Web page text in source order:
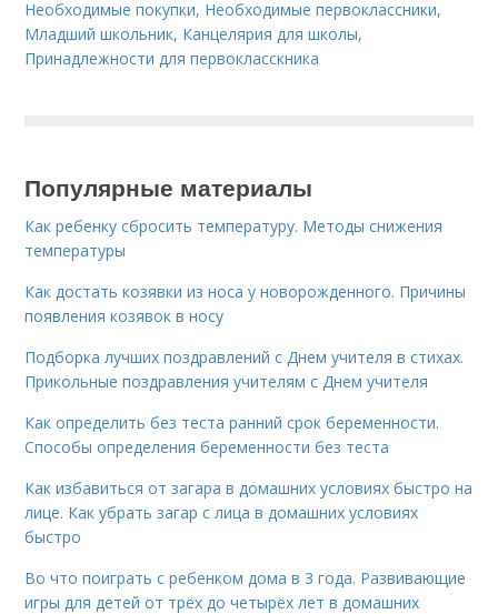
Необходимые покупки, Необходимые первоклассники,
Младший школьник, Канцелярия для школы,
Принадлежности для первокласскника
Популярные материалы
Как ребенку сбросить температуру. Методы снижения
температуры
Как достать козявки из носа у новорожденного. Причины
появления козявок в носу
Подборка лучших поздравлений с Днем учителя в стихах.
Прикольные поздравления учителям с Днем учителя
Как определить без теста ранний срок беременности.
Способы определения беременности без теста
Как избавиться от загара в домашних условиях быстро на
лице. Как убрать загар с лица в домашних условиях
быстро
Во что поиграть с ребенком дома в 3 года. Развивающие
игры для детей от трёх до четырёх лет в домашних